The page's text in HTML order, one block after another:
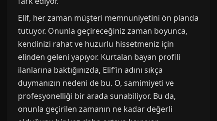
Elif, her zaman müşteri memnuniyetini ön planda
tutuyor. Onunla geçireceğiniz zaman boyunca,
kendinizi rahat ve huzurlu hissetmeniz için
elinden geleni yapıyor. Kurtalan bayan profili
ilanlarına baktığınızda, Elif’in adını sıkça
duymanızın nedeni de bu. O, samimiyeti ve
profesyonelliği bir arada sunabiliyor. Bu da,
onunla geçirilen zamanın ne kadar değerli